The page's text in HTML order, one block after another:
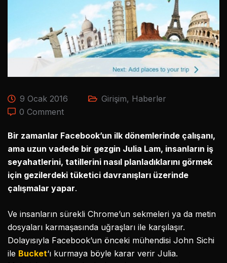
9 Ocak 2016 Girişim, Haberler
0 Comment
Bir zamanlar Facebook’un ilk dönemlerinde çalışanı,
ama uzun vadede bir gezgin Julia Lam, insanların iş
seyahatlerini, tatillerini nasıl planladıklarını görmek
için gezilerdeki tüketici davranışları üzerinde
çalışmalar yapar.
Ve insanların sürekli Chrome’un sekmeleri ya da metin
dosyaları karmaşasında uğraşları ile karşılaşır.
Dolayısıyla Facebook’un önceki mühendisi John Sichi
ile Bucket‘ı kurmaya böyle karar verir Julia.